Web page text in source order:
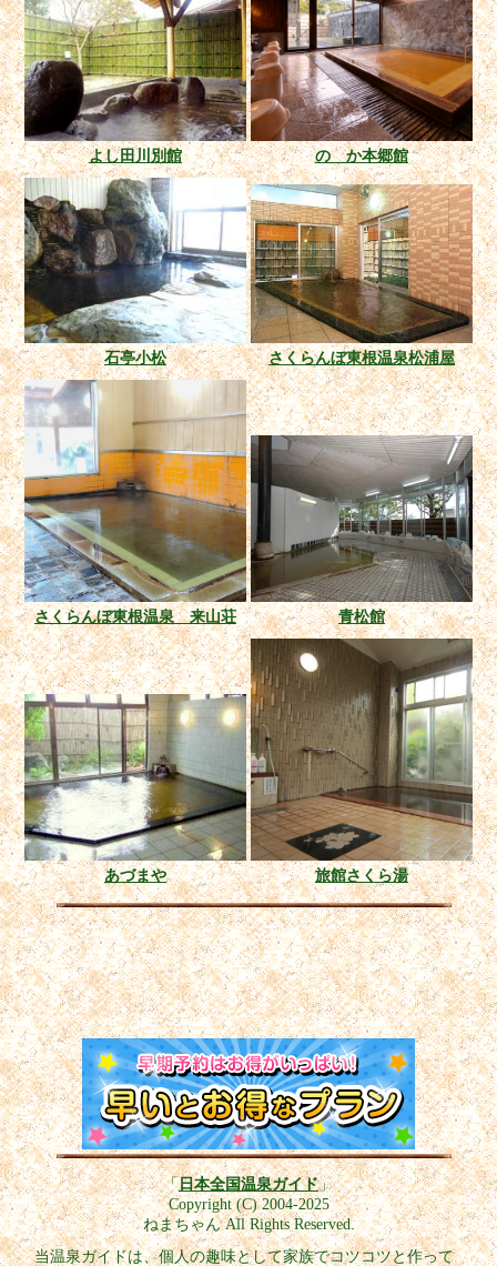
よし田川別館 のゝか本郷館
石亭小松 さくらんぼ東根温泉松浦屋
さくらんぼ東根温泉 来山荘 青松館
あづまや 旅館さくら湯
「日本全国温泉ガイド」
Copyright (C) 2004-2025
ねまちゃん All Rights Reserved.
当温泉ガイドは、個人の趣味として家族でコツコツと作って